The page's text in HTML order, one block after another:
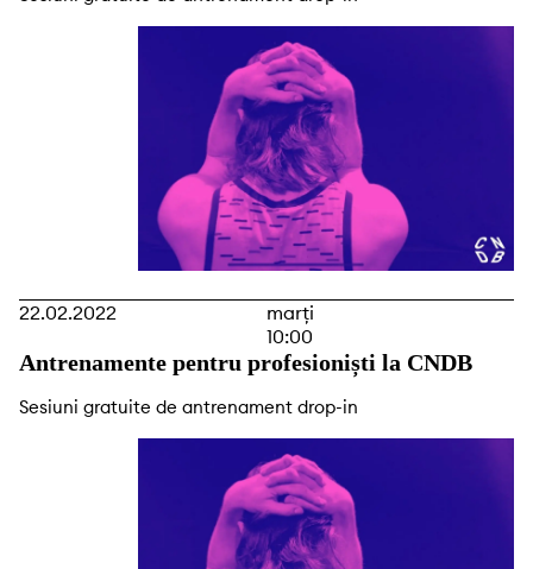
22.02.2022
marți
10:00
Antrenamente pentru profesioniști la CNDB
Sesiuni gratuite de antrenament drop-in